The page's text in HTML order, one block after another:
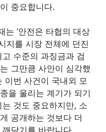
중요합니다.
는 ‘안전은 타협의 대상
지를 시장 전체에 던진
수준의 과징금과 검
그만큼 사안이 심각했
이번 사건이 국내외 모
을 울리는 계기가 되기
것도 중요하지만, 소
공개하는 것보다 더